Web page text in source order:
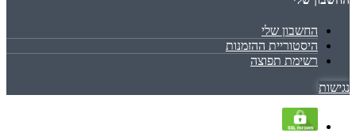
החשבון שלי
היסטוריית ההזמנות
רשימת תפוצה
נגישות